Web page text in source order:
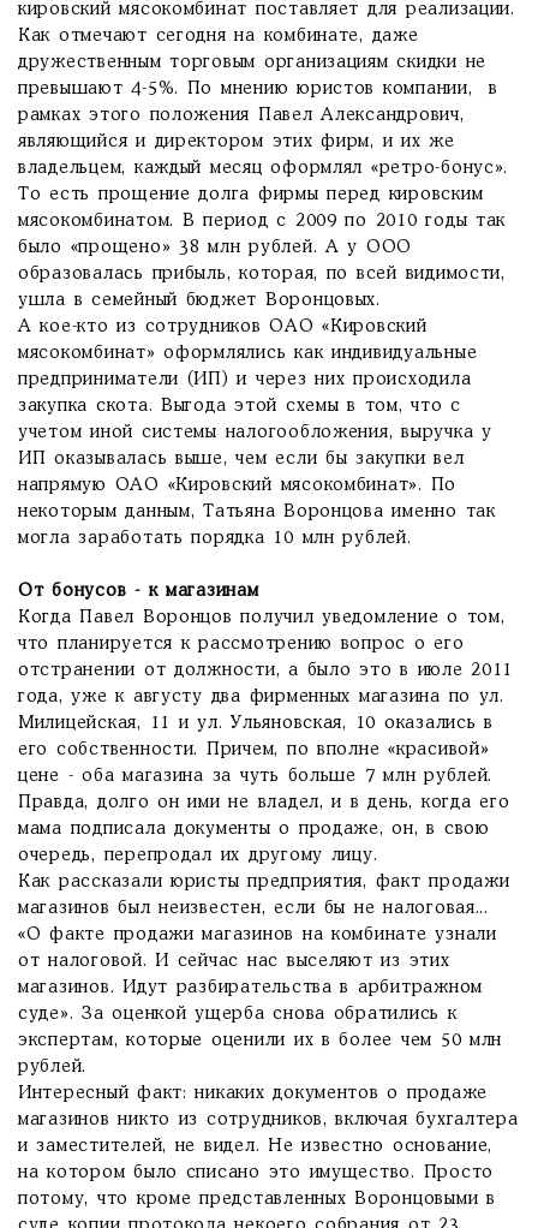
кировский мясокомбинат поставляет для реализации.
Как отмечают сегодня на комбинате, даже
дружественным торговым организациям скидки не
превышают 4-5%. По мнению юристов компании, в
рамках этого положения Павел Александрович,
являющийся и директором этих фирм, и их же
владельцем, каждый месяц оформлял «ретро-бонус».
То есть прощение долга фирмы перед кировским
мясокомбинатом. В период с 2009 по 2010 годы так
было «прощено» 38 млн рублей. А у ООО
образовалась прибыль, которая, по всей видимости,
ушла в семейный бюджет Воронцовых.
А кое-кто из сотрудников ОАО «Кировский
мясокомбинат» оформлялись как индивидуальные
предприниматели (ИП) и через них происходила
закупка скота. Выгода этой схемы в том, что с
учетом иной системы налогообложения, выручка у
ИП оказывалась выше, чем если бы закупки вел
напрямую ОАО «Кировский мясокомбинат». По
некоторым данным, Татьяна Воронцова именно так
могла заработать порядка 10 млн рублей.
От бонусов - к магазинам
Когда Павел Воронцов получил уведомление о том,
что планируется к рассмотрению вопрос о его
отстранении от должности, а было это в июле 2011
года, уже к августу два фирменных магазина по ул.
Милицейская, 11 и ул. Ульяновская, 10 оказались в
его собственности. Причем, по вполне «красивой»
цене - оба магазина за чуть больше 7 млн рублей.
Правда, долго он ими не владел, и в день, когда его
мама подписала документы о продаже, он, в свою
очередь, перепродал их другому лицу.
Как рассказали юристы предприятия, факт продажи
магазинов был неизвестен, если бы не налоговая...
«О факте продажи магазинов на комбинате узнали
от налоговой. И сейчас нас выселяют из этих
магазинов. Идут разбирательства в арбитражном
суде». За оценкой ущерба снова обратились к
экспертам, которые оценили их в более чем 50 млн
рублей.
Интересный факт: никаких документов о продаже
магазинов никто из сотрудников, включая бухгалтера
и заместителей, не видел. Не известно основание,
на котором было списано это имущество. Просто
потому, что кроме представленных Воронцовыми в